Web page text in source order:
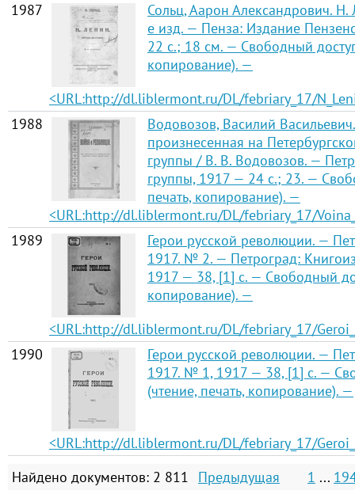
1987
Сольц, Аарон Александрович.
е изд. — Пенза: Издание
22 с.; 18 см. — Свободный
копирование). —
<URL:http://dl.liblermont.ru/DL/febriary_17/
1988
Водовозов, Василий
произнесенная на
группы / В. В. Водовозов. —
группы, 1917 — 24 с.; 23. —
печать, копирование). —
<URL:http://dl.liblermont.ru/DL/febriary_17/
1989
Герои русской революции. —
1917. № 2. — Петроград:
1917 — 38, [1] с. — Свободный
копирование). —
<URL:http://dl.liblermont.ru/DL/febriary_17/
1990
Герои русской революции. —
1917. № 1, 1917 — 38, [1] с. —
(чтение, печать, копирование). —
<URL:http://dl.liblermont.ru/DL/febriary_17/
Найдено документов: 2 811
Предыдущая 1 ...